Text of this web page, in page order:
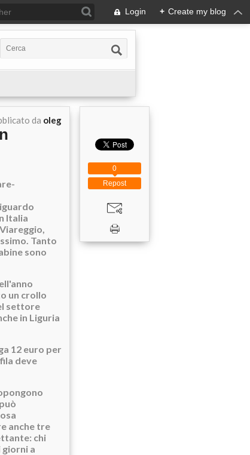
Login + Create my blog
da oleg
Italia
Tanto
sono
un crollo
settore
in Liguria
12 euro per
deve
anche tre
chi
giorni a
Repost
0